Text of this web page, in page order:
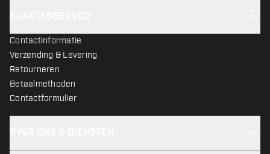
Contactinformatie
Verzending & Levering
Retourneren
Betaalmethoden
Contactformulier